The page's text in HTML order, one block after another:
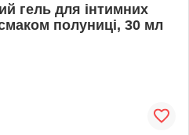
гель для інтимних
полуниці, 30 мл